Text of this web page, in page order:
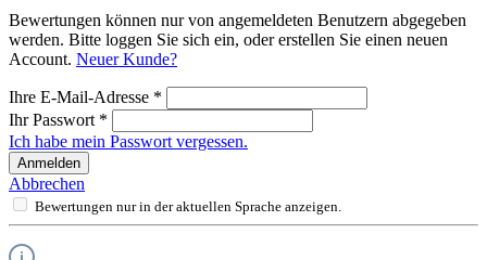
Bewertungen können nur von angemeldeten Benutzern abgegeben
werden. Bitte loggen Sie sich ein, oder erstellen Sie einen neuen
Account. Neuer Kunde?
Ihre E-Mail-Adresse *
Ihr Passwort *
Ich habe mein Passwort vergessen.
Anmelden
Abbrechen
Bewertungen nur in der aktuellen Sprache anzeigen.